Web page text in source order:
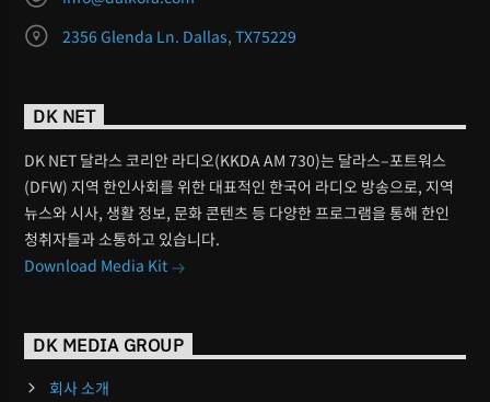
2356 Glenda Ln. Dallas, TX75229
DK NET
DK NET 달라스 코리안 라디오(KKDA AM 730)는 달라스–포트워스
(DFW) 지역 한인사회를 위한 대표적인 한국어 라디오 방송으로, 지역
뉴스와 시사, 생활 정보, 문화 콘텐츠 등 다양한 프로그램을 통해 한인
청취자들과 소통하고 있습니다.
Download Media Kit
DK MEDIA GROUP
회사 소개